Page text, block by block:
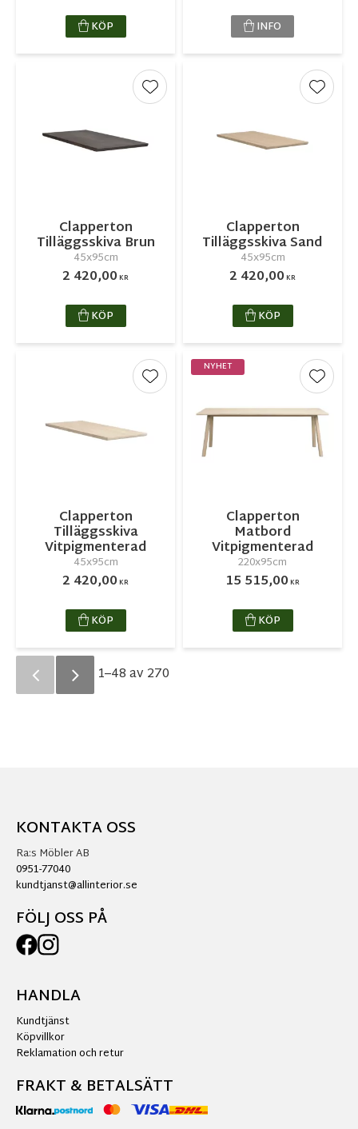
KÖP INFO
Clapperton
Tilläggsskiva Brun
45x95cm
2 420,00KR
Lägg till i favoriter
KÖP
Clapperton
Tilläggsskiva Sand
45x95cm
2 420,00KR
Lägg
KÖP
Clapperton
Tilläggsskiva
Vitpigmenterad
45x95cm
2 420,00KR
Lägg till i favoriter
KÖP
Clapperton
Matbord
Vitpigmenterad
220x95cm
15 515,00KR
NYHET
Lägg
KÖP
1–48av 270
KONTAKTA OSS
Ra:s Möbler AB
0951-77040
kundtjanst@allinterior.se
FÖLJ OSS PÅ
HANDLA
Kundtjänst
Köpvillkor
Reklamation och retur
FRAKT & BETALSÄTT